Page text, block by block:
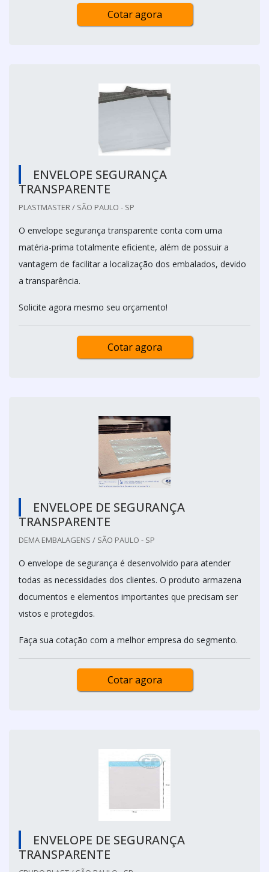
Cotar agora
ENVELOPE SEGURANÇA
TRANSPARENTE
PLASTMASTER / SÃO PAULO - SP
O envelope segurança transparente conta com uma
matéria-prima totalmente eficiente, além de possuir a
vantagem de facilitar a localização dos embalados, devido
a transparência.
Solicite agora mesmo seu orçamento!
Cotar agora
ENVELOPE DE SEGURANÇA
TRANSPARENTE
DEMA EMBALAGENS / SÃO PAULO - SP
O envelope de segurança é desenvolvido para atender
todas as necessidades dos clientes. O produto armazena
documentos e elementos importantes que precisam ser
vistos e protegidos.
Faça sua cotação com a melhor empresa do segmento.
Cotar agora
ENVELOPE DE SEGURANÇA
TRANSPARENTE